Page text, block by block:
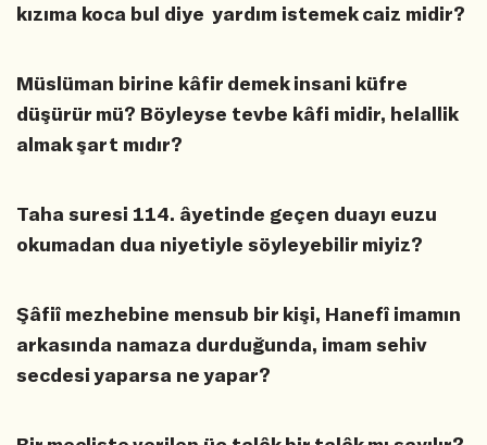
kızıma koca bul diye yardım istemek caiz midir?
Müslüman birine kâfir demek insani küfre
düşürür mü? Böyleyse tevbe kâfi midir, helallik
almak şart mıdır?
Taha suresi 114. âyetinde geçen duayı euzu
okumadan dua niyetiyle söyleyebilir miyiz?
Şâfiî mezhebine mensub bir kişi, Hanefî imamın
arkasında namaza durduğunda, imam sehiv
secdesi yaparsa ne yapar?